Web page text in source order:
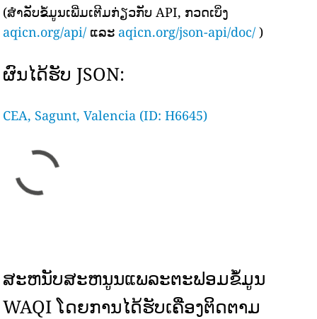
(ສຳລັບຂໍ້ມູນເພີ່ມເຕີມກ່ຽວກັບ API, ກວດເບິ່ງ
aqicn.org/api/ ແລະ aqicn.org/json-api/doc/ )
ຜົນໄດ້ຮັບ JSON:
CEA, Sagunt, Valencia (ID: H6645)
ສະຫນັບສະຫນູນແພລະຕະຟອມຂໍ້ມູນ
WAQI ໂດຍການໄດ້ຮັບເຄື່ອງຕິດຕາມ